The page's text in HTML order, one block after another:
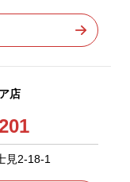
店
見2-18-1